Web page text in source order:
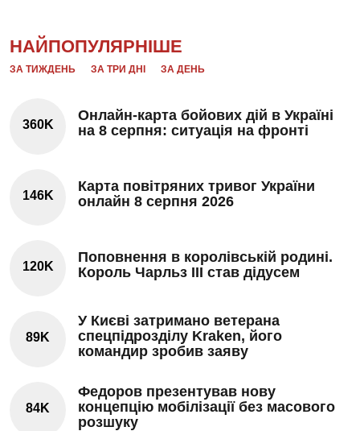
НАЙПОПУЛЯРНІШЕ
ЗА ТИЖДЕНЬ ЗА ТРИ ДНІ ЗА ДЕНЬ
360K
Онлайн-карта бойових дій в Україні
на 8 серпня: ситуація на фронті
146K
Карта повітряних тривог України
онлайн 8 серпня 2026
120K
Поповнення в королівській родині.
Король Чарльз III став дідусем
89K
У Києві затримано ветерана
спецпідрозділу Kraken, його
командир зробив заяву
84K
Федоров презентував нову
концепцію мобілізації без масового
розшуку